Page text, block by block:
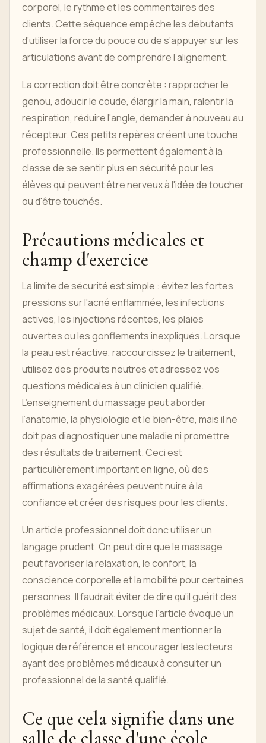
corporel, le rythme et les commentaires des
clients. Cette séquence empêche les débutants
d’utiliser la force du pouce ou de s’appuyer sur les
articulations avant de comprendre l’alignement.
La correction doit être concrète : rapprocher le
genou, adoucir le coude, élargir la main, ralentir la
respiration, réduire l'angle, demander à nouveau au
récepteur. Ces petits repères créent une touche
professionnelle. Ils permettent également à la
classe de se sentir plus en sécurité pour les
élèves qui peuvent être nerveux à l'idée de toucher
ou d'être touchés.
Précautions médicales et
champ d'exercice
La limite de sécurité est simple : évitez les fortes
pressions sur l'acné enflammée, les infections
actives, les injections récentes, les plaies
ouvertes ou les gonflements inexpliqués. Lorsque
la peau est réactive, raccourcissez le traitement,
utilisez des produits neutres et adressez vos
questions médicales à un clinicien qualifié.
L’enseignement du massage peut aborder
l’anatomie, la physiologie et le bien-être, mais il ne
doit pas diagnostiquer une maladie ni promettre
des résultats de traitement. Ceci est
particulièrement important en ligne, où des
affirmations exagérées peuvent nuire à la
confiance et créer des risques pour les clients.
Un article professionnel doit donc utiliser un
langage prudent. On peut dire que le massage
peut favoriser la relaxation, le confort, la
conscience corporelle et la mobilité pour certaines
personnes. Il faudrait éviter de dire qu’il guérit des
problèmes médicaux. Lorsque l’article évoque un
sujet de santé, il doit également mentionner la
logique de référence et encourager les lecteurs
ayant des problèmes médicaux à consulter un
professionnel de la santé qualifié.
Ce que cela signifie dans une
salle de classe d'une école